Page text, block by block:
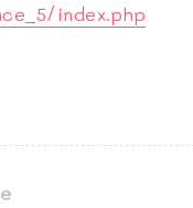
index.php